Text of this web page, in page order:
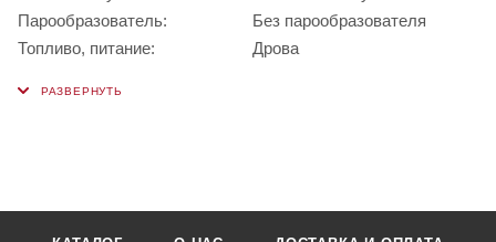
Парообразователь:
Без парообразователя
Топливо, питание:
Дрова